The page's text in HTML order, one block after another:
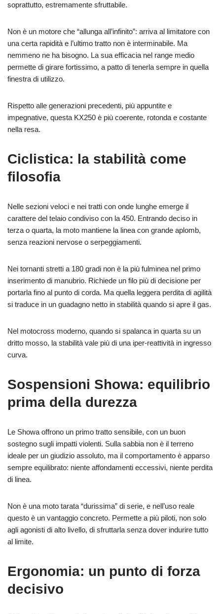
soprattutto, estremamente sfruttabile.
Non è un motore che “allunga all’infinito”: arriva al limitatore con
una certa rapidità e l’ultimo tratto non è interminabile. Ma
nemmeno ne ha bisogno. La sua efficacia nel range medio
permette di girare fortissimo, a patto di tenerla sempre in quella
finestra di utilizzo.
Rispetto alle generazioni precedenti, più appuntite e
impegnative, questa KX250 è più coerente, rotonda e costante
nella resa.
Ciclistica: la stabilità come
filosofia
Nelle sezioni veloci e nei tratti con onde lunghe emerge il
carattere del telaio condiviso con la 450. Entrando deciso in
terza o quarta, la moto mantiene la linea con grande aplomb,
senza reazioni nervose o serpeggiamenti.
Nei tornanti stretti a 180 gradi non è la più fulminea nel primo
inserimento di manubrio. Richiede un filo più di decisione per
portarla fino al punto di corda. Ma quella leggera perdita di agilità
si traduce in un guadagno netto in stabilità quando si apre il gas.
Nel motocross moderno, quando si spalanca in quarta su un
dritto mosso, la stabilità vale più di una iper‑reattività in ingresso
curva.
Sospensioni Showa: equilibrio
prima della durezza
Le Showa offrono un primo tratto sensibile, con un buon
sostegno sugli impatti violenti. Sulla sabbia non è il terreno
ideale per un giudizio assoluto, ma il comportamento è apparso
sempre equilibrato: niente affondamenti eccessivi, niente perdita
di linea.
Non è una moto tarata “durissima” di serie, e nell’uso reale
questo è un vantaggio concreto. Permette a più piloti, non solo
agli agonisti di alto livello, di sfruttarla senza dover indurire tutto
al limite.
Ergonomia: un punto di forza
decisivo